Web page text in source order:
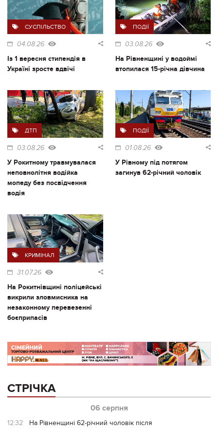
СУСПІЛЬСТВО
04.08.26
Із 1 вересня стипендія в
Україні зросте вдвічі
ПОДІЇ
03.08.26
На Рівненщині у водоймі
втопилася 15-річна дівчина
ДТП
03.08.26
У Рокитному травмувалася
неповнолітня водійка
мопеду без посвідчення
водія
ПОДІЇ
01.08.26
У Рівному під потягом
загинув 62-річний чоловік
КРИМІНАЛ
31.07.26
На Рокитнівщині поліцейські
викрили зловмисника на
незаконному перевезенні
боєприпасів
СТРІЧКА
06 серпня
12:32
На Рівненщині 62-річний чоловік після